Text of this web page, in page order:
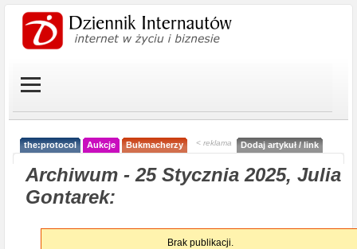
the:protocol Aukcje Bukmacherzy < reklama Dodaj artykuł / link
Archiwum - 25 Stycznia 2025, Julia
Gontarek:
Brak publikacji.